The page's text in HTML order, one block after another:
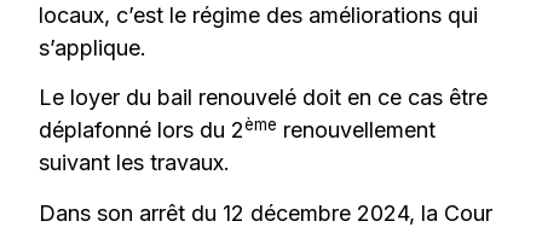
locaux, c’est le régime des améliorations qui
s’applique.
Le loyer du bail renouvelé doit en ce cas être
déplafonné lors du 2ème renouvellement
suivant les travaux.
Dans son arrêt du 12 décembre 2024, la Cour